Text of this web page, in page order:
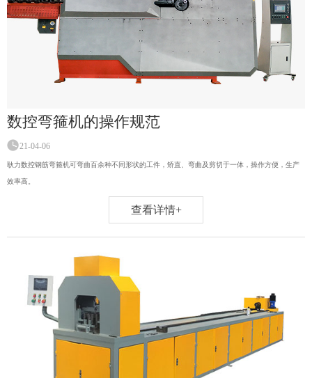
数控弯箍机的操作规范
21-04-06
耿力数控钢筋弯箍机可弯曲百余种不同形状的工件，矫直、弯曲及剪切于一体，操作方便，生产
效率高。
查看详情+